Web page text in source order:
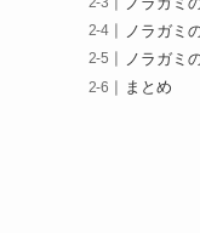
ノラガミ
ノラガミ
ノラガミ
まとめ